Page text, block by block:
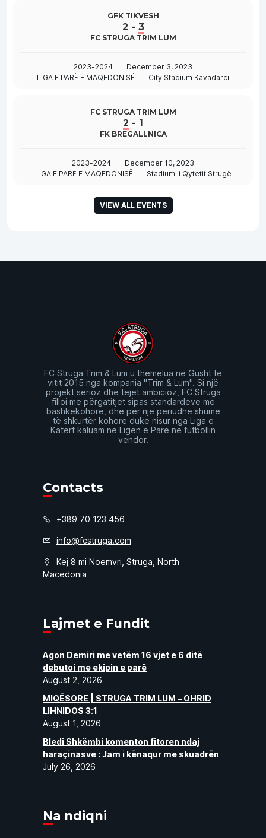
GFK TIKVESH
2 - 3
FC STRUGA TRIM LUM
2023-2024
December 3, 2023
LIGA E PARË E MAQEDONISË
City Stadium Kavadarci
FC STRUGA TRIM LUM
2 - 1
FK BREGALLNICA
2023-2024
December 10, 2023
LIGA E PARË E MAQEDONISË
Stadiumi i Qytetit Strugë
VIEW ALL EVENTS
FC Struga Trim & Lum u themelua në Gusht të
vitit 2015 nga kompania "Trim & Lum". Si një
projekt serioz dhe tejet ambicioz, FC Struga
filloi me përgatitjet sipas standardeve më
bashkëkohore, dhe për një periudhë shumë
të shkurtër kohore duke nisur nga Liga e
Katërt kaluam në Ligën e Parë në futbollin
vendor.
Contacts
+389 70 123 456
info@fcstruga.com
Kej 8 mi Noemvri, Struga, North
Macedonia
Lajmet e Fundit
Agon Demiri me vetëm 16 vjet e 6 ditë
debutoi me ekipin e parë
August 2, 2026
MIQËSORE | STRUGA TRIM LUM – OHRID
LIHNIDOS 3:1
August 1, 2026
Bledi Shkëmbi komenton fitoren ndaj
haraçinasve : Jam i kënaqur me skuadrën
July 26, 2026
Na ndiqni